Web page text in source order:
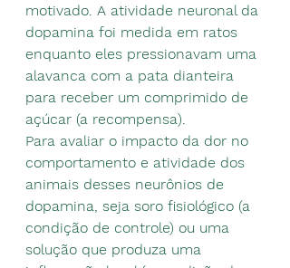
motivado. A atividade neuronal da
dopamina foi medida em ratos
enquanto eles pressionavam uma
alavanca com a pata dianteira
para receber um comprimido de
açúcar (a recompensa).
Para avaliar o impacto da dor no
comportamento e atividade dos
animais desses neurônios de
dopamina, seja soro fisiológico (a
condição de controle) ou uma
solução que produza uma